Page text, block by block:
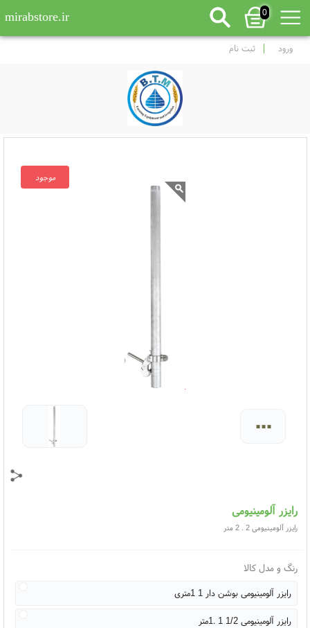
0
mirabstore.ir
ورود ثبت نام
موجود
...
رایزر آلومینیومی
رایزر آلومینیومی 2 . 2 متر
رنگ و مدل کالا
رایزر آلومینیومی بوشن دار 1 1متری
رایزر آلومینیومی 1/2 1 .1متر